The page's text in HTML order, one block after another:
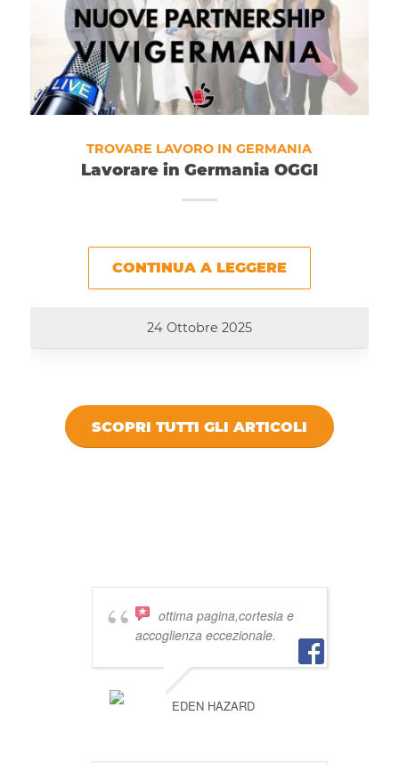
TROVARE LAVORO IN GERMANIA
Lavorare in Germania OGGI
CONTINUA A LEGGERE
24 Ottobre 2025
SCOPRI TUTTI GLI ARTICOLI
ottima pagina,cortesia e
accoglienza eccezionale.
EDEN HAZARD